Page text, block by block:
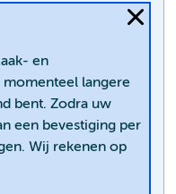
en
langere
bent. Zodra uw
een bevestiging per
Wij rekenen op